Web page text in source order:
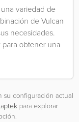
variedad de
de Vulcan
necesidades.
obtener una
configuración actual
para explorar